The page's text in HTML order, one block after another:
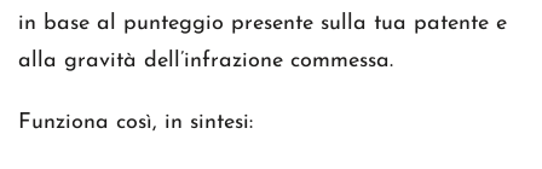
in base al punteggio presente sulla tua patente e
alla gravità dell’infrazione commessa.
Funziona così, in sintesi: